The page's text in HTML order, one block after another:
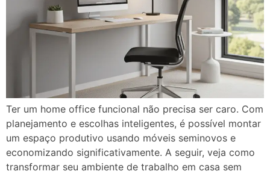
Ter um home office funcional não precisa ser caro. Com
planejamento e escolhas inteligentes, é possível montar
um espaço produtivo usando móveis seminovos e
economizando significativamente. A seguir, veja como
transformar seu ambiente de trabalho em casa sem